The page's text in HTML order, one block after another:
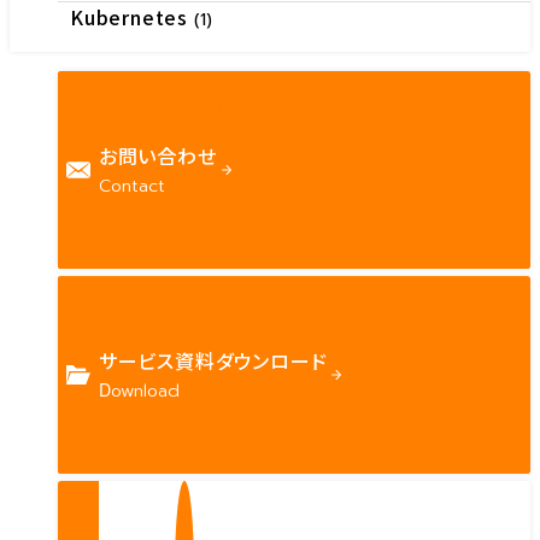
Kubernetes (1)
お問い合わせ
Contact
サービス資料ダウンロード
Download